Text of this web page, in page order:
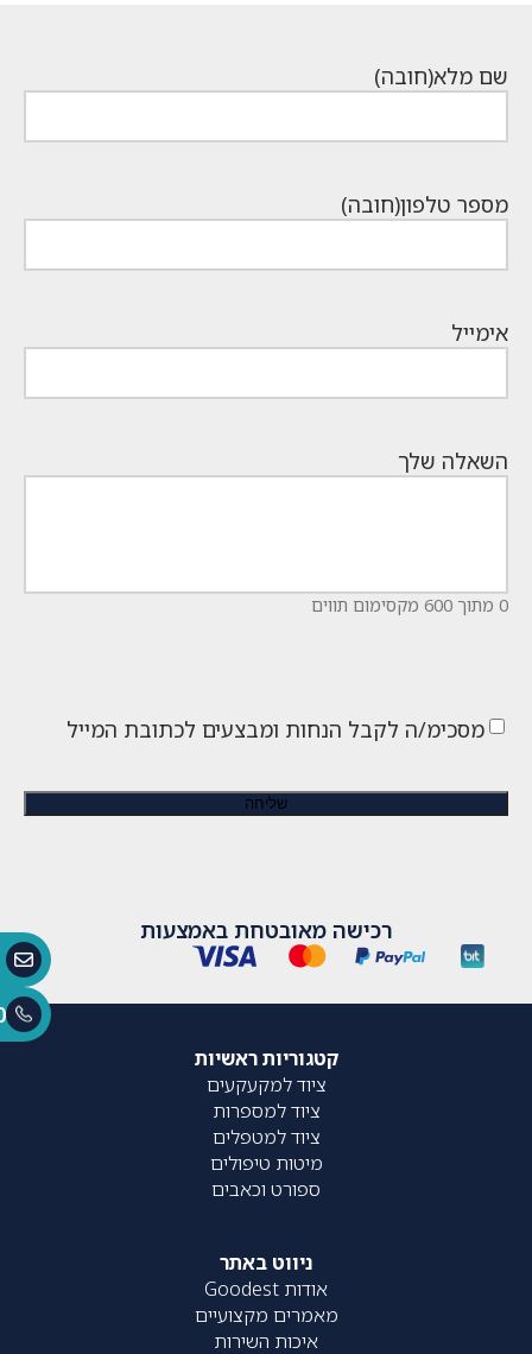
שם מלא(חובה)
מספר טלפון(חובה)
אימייל
השאלה שלך
0 מתוך 600 מקסימום תווים
מסכימ/ה לקבל הנחות ומבצעים לכתובת המייל
רכישה מאובטחת באמצעות
קטגוריות ראשיות
ציוד למקעקעים
ציוד למספרות
ציוד למטפלים
מיטות טיפולים
ספורט וכאבים
ניווט באתר
אודות Goodest
מאמרים מקצועיים
איכות השירות